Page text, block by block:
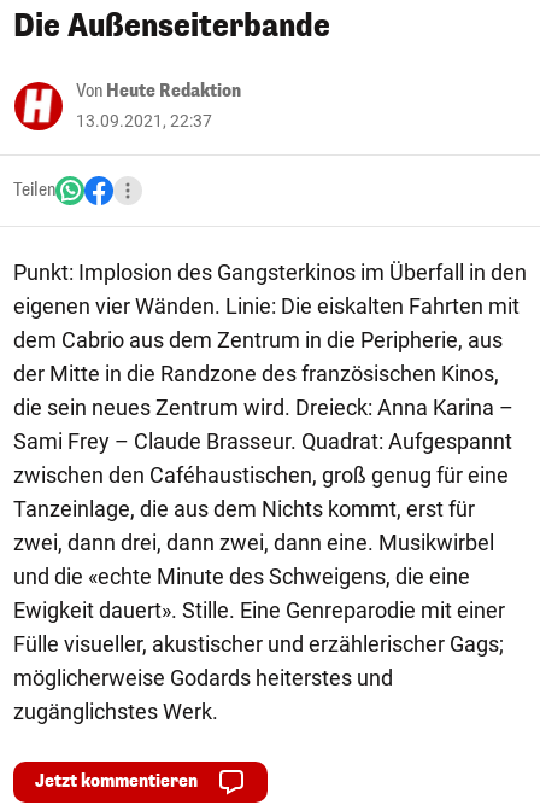
Die Außenseiterbande
Von Heute Redaktion
13.09.2021, 22:37
Teilen
Punkt: Implosion des Gangsterkinos im Überfall in den
eigenen vier Wänden. Linie: Die eiskalten Fahrten mit
dem Cabrio aus dem Zentrum in die Peripherie, aus
der Mitte in die Randzone des französischen Kinos,
die sein neues Zentrum wird. Dreieck: Anna Karina –
Sami Frey – Claude Brasseur. Quadrat: Aufgespannt
zwischen den Caféhaustischen, groß genug für eine
Tanzeinlage, die aus dem Nichts kommt, erst für
zwei, dann drei, dann zwei, dann eine. Musikwirbel
und die «echte Minute des Schweigens, die eine
Ewigkeit dauert». Stille. Eine Genreparodie mit einer
Fülle visueller, akustischer und erzählerischer Gags;
möglicherweise Godards heiterstes und
zugänglichstes Werk.
Jetzt kommentieren